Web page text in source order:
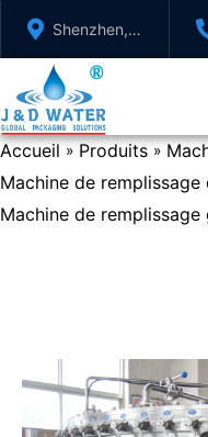
contenu
Shenzhen,
GuangDong,
Chine
Accueil » Produits »
Machine de
Machine de remplissage